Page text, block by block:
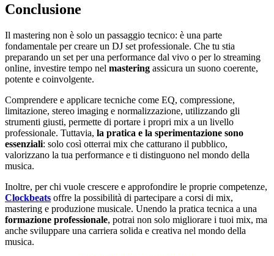
Conclusione
Il mastering non è solo un passaggio tecnico: è una parte
fondamentale per creare un DJ set professionale. Che tu stia
preparando un set per una performance dal vivo o per lo streaming
online, investire tempo nel mastering assicura un suono coerente,
potente e coinvolgente.
Comprendere e applicare tecniche come EQ, compressione,
limitazione, stereo imaging e normalizzazione, utilizzando gli
strumenti giusti, permette di portare i propri mix a un livello
professionale. Tuttavia, la pratica e la sperimentazione sono
essenziali: solo così otterrai mix che catturano il pubblico,
valorizzano la tua performance e ti distinguono nel mondo della
musica.
Inoltre, per chi vuole crescere e approfondire le proprie competenze,
Clockbeats offre la possibilità di partecipare a corsi di mix,
mastering e produzione musicale. Unendo la pratica tecnica a una
formazione professionale, potrai non solo migliorare i tuoi mix, ma
anche sviluppare una carriera solida e creativa nel mondo della
musica.